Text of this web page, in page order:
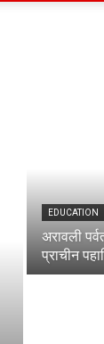
EDUCATION
अरावली
प्राचीन